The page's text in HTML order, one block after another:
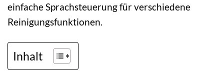
einfache Sprachsteuerung für verschiedene
Reinigungsfunktionen.
Inhalt